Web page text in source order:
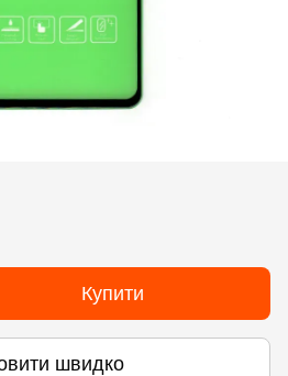
Купити
швидко